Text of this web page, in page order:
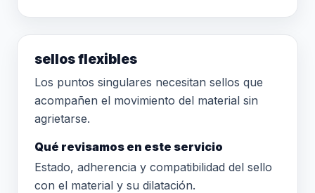
sellos flexibles
Los puntos singulares necesitan sellos que
acompañen el movimiento del material sin
agrietarse.
Qué revisamos en este servicio
Estado, adherencia y compatibilidad del sello
con el material y su dilatación.